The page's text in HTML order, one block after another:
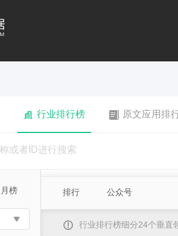
行业排行榜 原文应用排
月榜 排行 公众号
行业排行榜细分24个垂直